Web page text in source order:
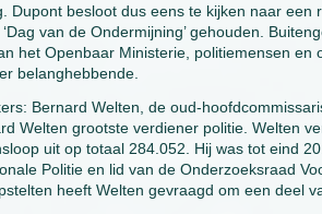
Dupont besloot dus eens te kijken naar
van de Ondermijning’ gehouden.
het Openbaar Ministerie, politiemensen en
belanghebbende.
Bernard Welten, de oud-
Welten grootste verdiener politie. Welten
uit op totaal 284.052. Hij was tot eind
Politie en lid van de Onderzoeksraad
heeft Welten gevraagd om een deel